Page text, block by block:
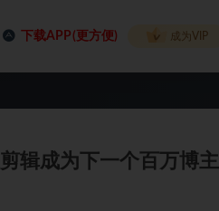
下载APP(更方便) 成为VIP
辑成为下一个百万博主